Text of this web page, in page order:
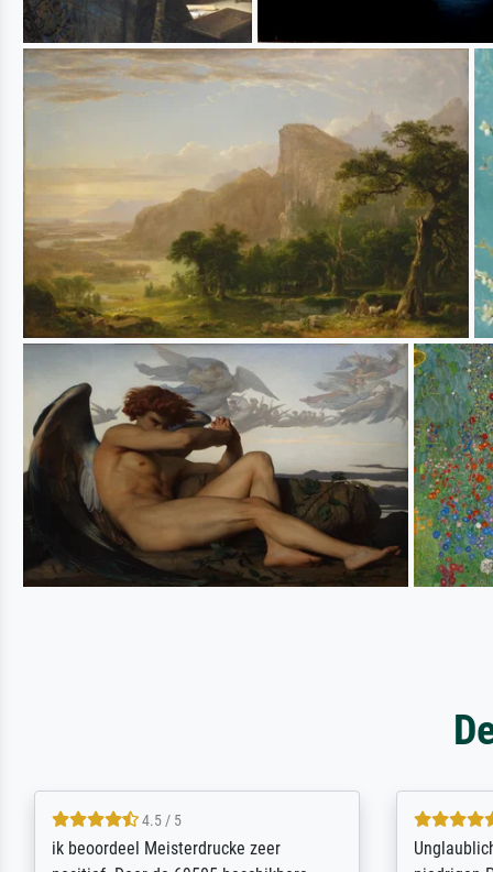
5 / 5
Die Zufriedenheit ist auch nicht dadurch
Excellent